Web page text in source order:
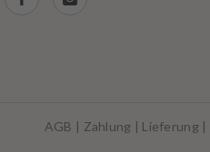
AGB | Zahlung | Lieferung |